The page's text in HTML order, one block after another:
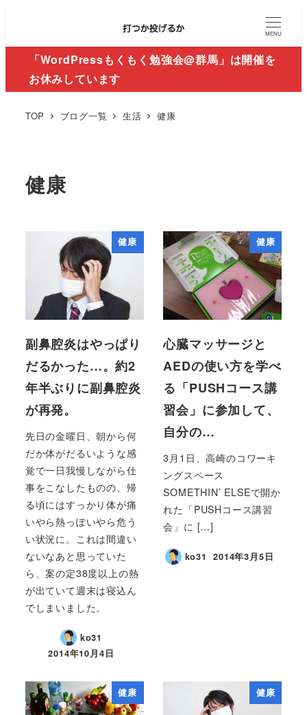
MENU
「WordPressもくもく勉強会@群馬」は開催を
お休みしています
TOP ブログ一覧 生活 健康
健康
健康
副鼻腔炎はやっぱり
だるかった…。約2
年半ぶりに副鼻腔炎
が再発。
先日の金曜日、朝から何
だか体がだるいような感
覚で一日我慢しながら仕
事をこなしたものの、帰
る頃にはすっかり体が痛
いやら熱っぽいやら危う
い状況に。これは間違い
ないなあと思っていた
ら、案の定38度以上の熱
が出ていて週末は寝込ん
でしまいました。
ko31
2014年10月4日
健康
心臓マッサージと
AEDの使い方を学べ
る「PUSHコース講
習会」に参加して、
自分の…
3月1日、高崎のコワーキ
ングスペース
SOMETHIN’ ELSEで開か
れた「PUSHコース講習
会」に […]
ko31 2014年3月5日
健康 健康